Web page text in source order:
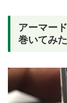
アーマー
巻いてみた